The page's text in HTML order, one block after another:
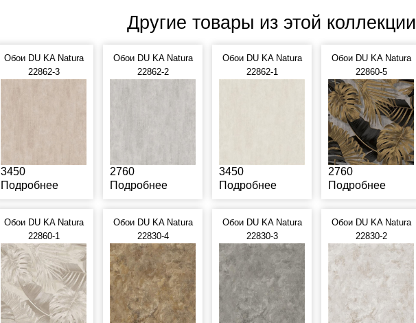
Другие товары из этой коллекции
Обои DU KA Natura
22862-3
3450
Подробнее
Обои DU KA Natura
22862-2
2760
Подробнее
Обои DU KA Natura
22862-1
3450
Подробнее
Обои DU KA Natura
22860-5
2760
Подробнее
Обои DU KA Natura
22860-1
Обои DU KA Natura
22830-4
Обои DU KA Natura
22830-3
Обои DU KA Natura
22830-2